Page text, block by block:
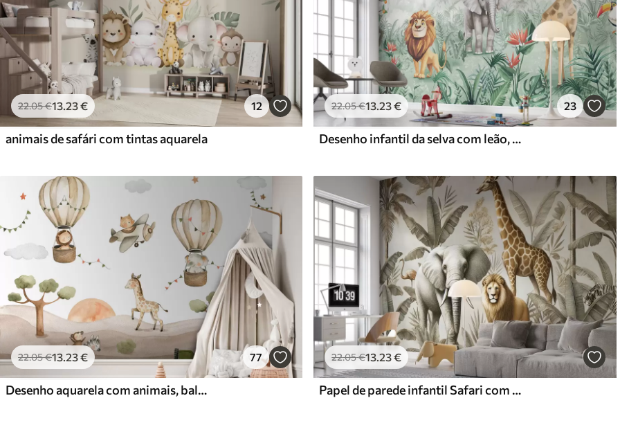
22.05€13.23€ 12
animais de safári com tintas aquarela
22.05€13.23€ 23
Desenho infantil da selva com leão, girafa, elefante e papagaios
22.05€13 .23€ 77
Desenho aquarela com animais, balões, avião e carro
22.05€13 .23€
Papel de parede infantil Safari com paisagem tropical e vários animais em cores elegantes